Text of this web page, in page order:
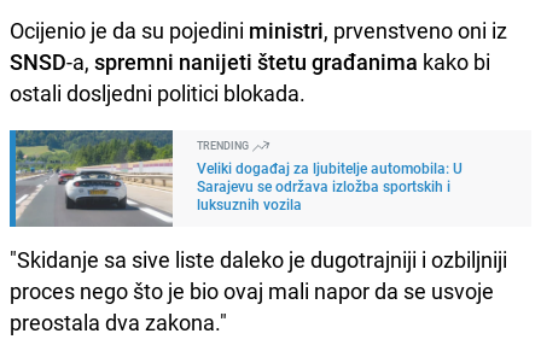
Ocijenio je da su pojedini ministri, prvenstveno oni iz
SNSD-a, spremni nanijeti štetu građanima kako bi
ostali dosljedni politici blokada.
TRENDING
Veliki događaj za ljubitelje automobila: U
Sarajevu se održava izložba sportskih i
luksuznih vozila
"Skidanje sa sive liste daleko je dugotrajniji i ozbiljniji
proces nego što je bio ovaj mali napor da se usvoje
preostala dva zakona."